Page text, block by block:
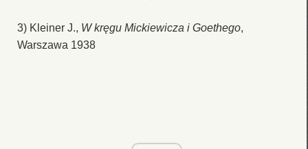
3) Kleiner J., W kręgu Mickiewicza i Goethego,
Warszawa 1938